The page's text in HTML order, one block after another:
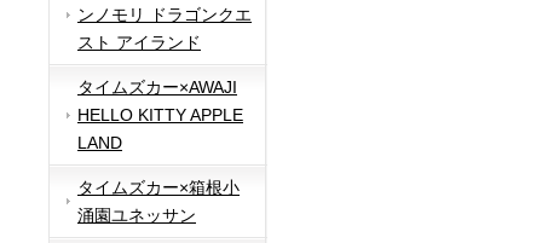
ンノモリ ドラゴンクエ
スト アイランド
タイムズカー×AWAJI
HELLO KITTY APPLE
LAND
タイムズカー×箱根小
涌園ユネッサン